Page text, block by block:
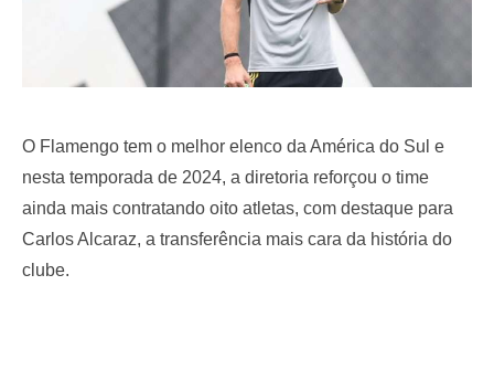
O Flamengo tem o melhor elenco da América do Sul e
nesta temporada de 2024, a diretoria reforçou o time
ainda mais contratando oito atletas, com destaque para
Carlos Alcaraz, a transferência mais cara da história do
clube.